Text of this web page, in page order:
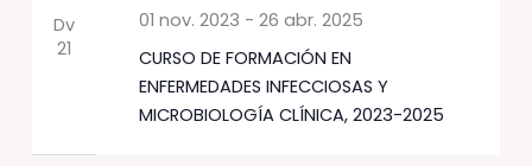
Dv
21
CURSO DE FORMACIÓN EN
ENFERMEDADES INFECCIOSAS Y
MICROBIOLOGÍA CLÍNICA, 2023-2025
01 nov. 2023 - 26 abr. 2025